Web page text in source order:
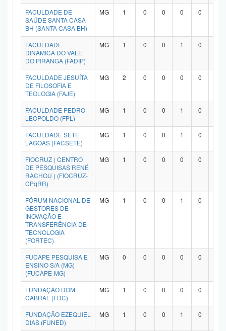
FACULDADE DE
SAÚDE SANTA CASA
BH (SANTA CASA BH)
MG 1 0 0 0 0
FACULDADE
DINÂMICA DO VALE
DO PIRANGA (FADIP)
MG 1 0 0 1 0
FACULDADE JESUÍTA
DE FILOSOFIA E
TEOLOGIA (FAJE)
MG 2 0 0 0 0
FACULDADE PEDRO
LEOPOLDO (FPL)
MG 1 0 0 1 0
FACULDADE SETE
LAGOAS (FACSETE)
MG 1 0 0 1 0
FIOCRUZ ( CENTRO
DE PESQUISAS RENÉ
RACHOU ) (FIOCRUZ-
CPqRR)
MG 1 0 0 0 0
FÓRUM NACIONAL DE
GESTORES DE
INOVAÇÃO E
TRANSFERÊNCIA DE
TECNOLOGIA
(FORTEC)
MG 1 0 0 1 0
FUCAPE PESQUISA E
ENSINO S/A (MG)
(FUCAPE-MG)
MG 0 0 0 0 0
FUNDAÇÃO DOM
CABRAL (FDC)
MG 1 0 0 0 0
FUNDAÇÃO EZEQUIEL
DIAS (FUNED)
MG 1 0 0 1 0